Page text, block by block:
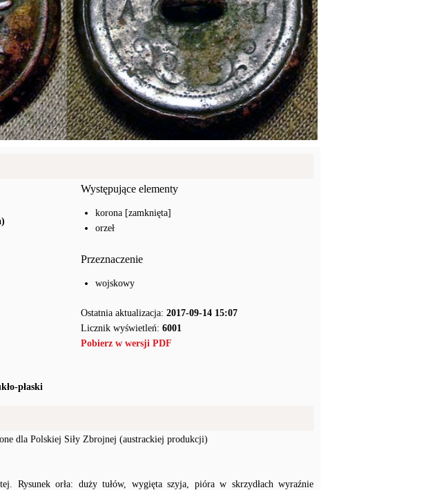
płaski
Występujące elementy
korona [zamknięta]
orzeł
Przeznaczenie
wojskowy
Ostatnia aktualizacja: 2017-09-14 15:07
Licznik wyświetleń: 6001
Pobierz w wersji PDF
dla Polskiej Siły Zbrojnej (austrackiej produkcji)
Rysunek orła: duży tułów, wygięta szyja, pióra w skrzydłach wyraźnie